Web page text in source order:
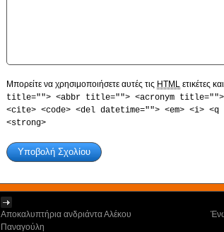
Μπορείτε να χρησιμοποιήσετε αυτές τις HTML ετικέτες
title=""> <abbr title=""> <acronym title="">
<cite> <code> <del datetime=""> <em> <i>
<strong>
Αποκαλυπτήρια ανδριάντα Αλέκου
Παναγούλη